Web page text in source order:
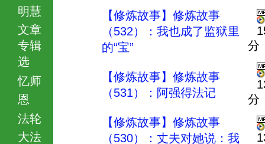
明慧
文章
专辑
选
忆师
恩
法轮
大法
【修炼故事】修炼故事
（532）：我也成了监狱里
的“宝”
分
【修炼故事】修炼故事
（531）：阿强得法记
分
【修炼故事】修炼故事
（530）：丈夫对她说：我